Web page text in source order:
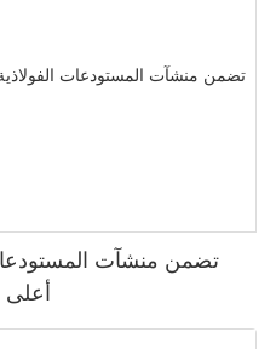
تضمن منشآت المستودعات
أعلى